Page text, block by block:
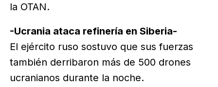
la OTAN.
-Ucrania ataca refinería en Siberia-
El ejército ruso sostuvo que sus fuerzas
también derribaron más de 500 drones
ucranianos durante la noche.